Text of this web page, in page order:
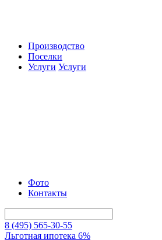
Производство
Поселки
Услуги Услуги
Фото
Контакты
8 (495) 565-30-55
Льготная ипотека 6%